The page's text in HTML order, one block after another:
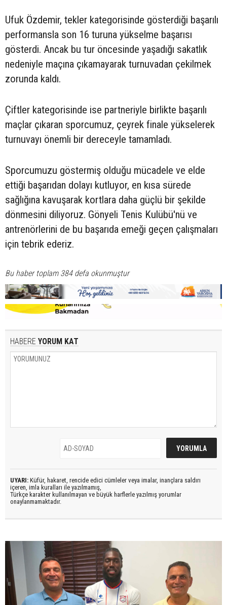
Ufuk Özdemir, tekler kategorisinde gösterdiği başarılı
performansla son 16 turuna yükselme başarısı
gösterdi. Ancak bu tur öncesinde yaşadığı sakatlık
nedeniyle maçına çıkamayarak turnuvadan çekilmek
zorunda kaldı.
Çiftler kategorisinde ise partneriyle birlikte başarılı
maçlar çıkaran sporcumuz, çeyrek finale yükselerek
turnuvayı önemli bir dereceyle tamamladı.
Sporcumuzu göstermiş olduğu mücadele ve elde
ettiği başarıdan dolayı kutluyor, en kısa sürede
sağlığına kavuşarak kortlara daha güçlü bir şekilde
dönmesini diliyoruz. Gönyeli Tenis Kulübü'nü ve
antrenörlerini de bu başarıda emeği geçen çalışmaları
için tebrik ederiz.
Bu haber toplam 384 defa okunmuştur
HABERE YORUM KAT
UYARI: Küfür, hakaret, rencide edici cümleler veya imalar, inançlara saldırı
içeren, imla kuralları ile yazılmamış,
Türkçe karakter kullanılmayan ve büyük harflerle yazılmış yorumlar
onaylanmamaktadır.